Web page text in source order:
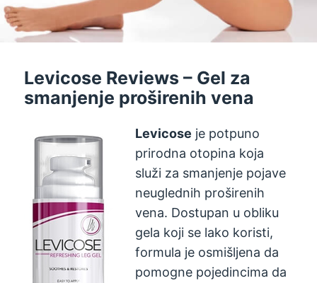
Levicose Reviews – Gel za
smanjenje proširenih vena
Levicose je potpuno
prirodna otopina koja
služi za smanjenje pojave
neuglednih proširenih
vena. Dostupan u obliku
gela koji se lako koristi,
formula je osmišljena da
pomogne pojedincima da